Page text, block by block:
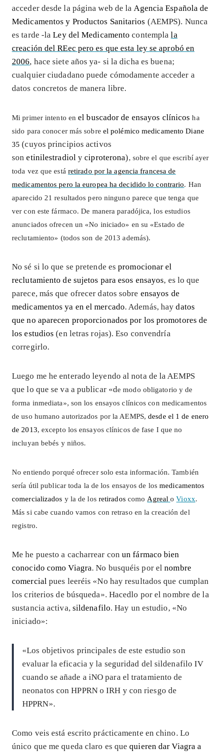
acceder desde la página web de la Agencia Española de
Medicamentos y Productos Sanitarios (AEMPS). Nunca
es tarde -laLey del Medicamento contemplala
creación del REec pero es que esta ley se aprobó en
2006, hace siete años ya- si la dicha es buena;
cualquier ciudadano puede cómodamente acceder a
datos concretos de manera libre.
Mi primer intento enel buscador de ensayos clínicos ha
sido para conocer más sobre el polémico medicamento Diane
35(cuyos principios activos
sonetinilestradiolyciproterona), sobre el que escribí ayer
toda vez que está retirado por la agencia francesa de
medicamentos pero la europea ha decidido lo contrario. Han
aparecido 21 resultados pero ninguno parece que tenga que
ver con este fármaco. De manera paradójica, los estudios
anunciados ofrecen un «No iniciado» en su «Estado de
reclutamiento» (todos son de 2013 además).
No sé si lo que se pretende espromocionar el
reclutamiento de sujetos para esos ensayos, es lo que
parece, más que ofrecer datos sobre ensayos de
medicamentos ya en el mercado. Además, haydatos
que no aparecen proporcionados por los promotores de
los estudios (en letras rojas). Eso convendría
corregirlo.
Luego me he enterado leyendo al nota de la AEMPS
que lo que se va a publicar «de modo obligatorio y de
forma inmediata», son los ensayos clínicos con medicamentos
de uso humano autorizados por la AEMPS,desde el 1 de enero
de 2013, excepto los ensayos clínicos de fase I que no
incluyan bebés y niños.
No entiendo porqué ofrecer solo esta información. También
sería útil publicar toda la de los ensayos de losmedicamentos
comercializados y la de los retiradoscomo Agreal oVioxx.
Más si cabe cuando vamos con retraso en la creación del
registro.
Me he puesto a cacharrear conun fármaco bien
conocido como Viagra. No busquéis por el nombre
comercial pues leeréis «No hay resultados que cumplan
los criterios de búsqueda». Hacedlo por el nombre de la
sustancia activa, sildenafilo. Hay un estudio, «No
iniciado»:
«Los objetivos principales de este estudio son
evaluar la eficacia y la seguridad del sildenafilo IV
cuando se añade a iNO para el tratamiento de
neonatos con HPPRN o IRH y con riesgo de
HPPRN».
Como veis está escrito prácticamente en chino. Lo
único que me queda claro es quequieren dar Viagra a